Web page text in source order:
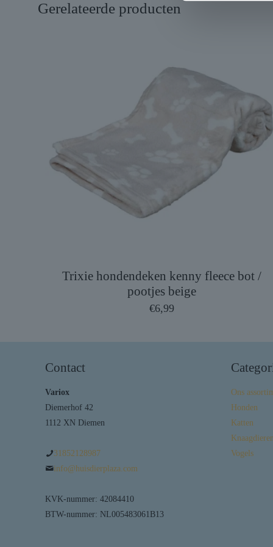
Gerelateerde producten
Trixie hondendeken kenny fleece bot /
pootjes beige
€6,99
Contact
Variox
Diemerhof 42
1112 XN Diemen
31852128987
info@huisdierplaza.com
KVK-nummer: 42084410
BTW-nummer: NL005483061B13
Ons
Honden
Katten
Vogels